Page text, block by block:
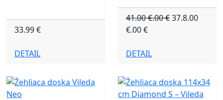
33.99 €
DETAIL
41.00 €.00 €37.8.00
€.00 €
DETAIL